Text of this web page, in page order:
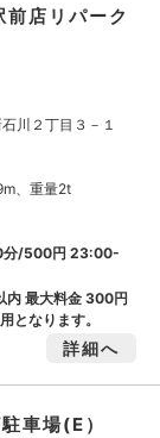
店リパーク
川２丁目３－１
、重量2t
/500円 23:00-
内 最大料金300円
となります。
詳細へ
車場(E）